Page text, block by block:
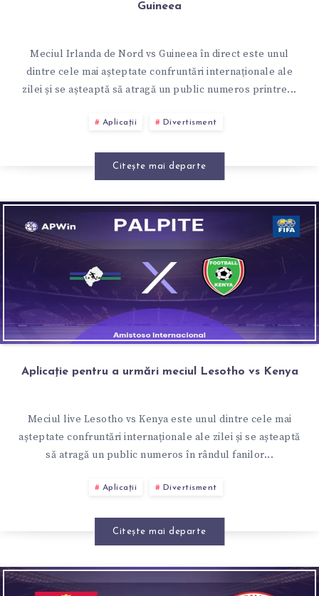
Guineea
Meciul Irlanda de Nord vs Guineea în direct este unul
dintre cele mai așteptate confruntări internaționale ale
zilei și se așteaptă să atragă un public numeros printre...
Aplicații Divertisment
Citește mai departe
Aplicație pentru a urmări meciul Lesotho vs Kenya
Meciul live Lesotho vs Kenya este unul dintre cele mai
așteptate confruntări internaționale ale zilei și se așteaptă
să atragă un public numeros în rândul fanilor...
Aplicații Divertisment
Citește mai departe